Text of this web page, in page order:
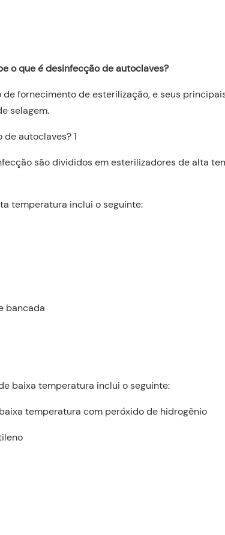
o que é desinfecção de autoclaves?
fornecimento de esterilização, e seus
selagem.
são divididos em esterilizadores de alta
temperatura inclui o seguinte:
bancada
baixa temperatura inclui o seguinte:
temperatura com peróxido de hidrogênio